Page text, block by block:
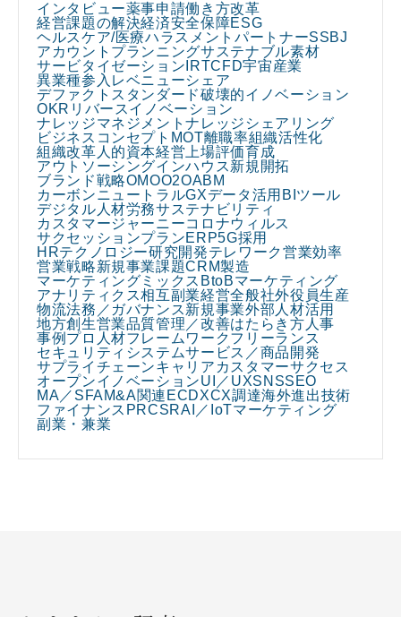
インタビュー薬事申請働き方改革
経営課題の解決経済安全保障ESG
ヘルスケア/医療ハラスメント パートナーSSBJ
アカウントプランニングサステナブル素材
サービタイゼーション IRTCFD宇宙産業
異業種参入 レベニューシェア
デファクトスタンダード破壊的イノベーション
OKR リバースイノベーション
ナレッジマネジメントナレッジシェアリング
ビジネスコンセプト MOT離職率組織活性化
組織改革 人的資本経営 上場評価育成
アウトソーシングインハウス新規開拓
ブランド戦略OMOO2OABM
カーボンニュートラルGXデータ活用 BIツール
デジタル人材労務サステナビリティ
カスタマージャーニーコロナウィルス
サクセッションプランERP5G採用
HRテクノロジー研究開発テレワーク営業効率
営業戦略新規事業課題CRM製造
マーケティングミックス BtoBマーケティング
アナリティクス相互副業経営全般社外役員生産
物流法務／ガバナンス新規事業外部人材活用
地方創生営業品質管理／改善はたらき方 人事
事例 プロ人材フレームワークフリーランス
セキュリティ システムサービス／商品開発
サプライチェーンキャリア カスタマーサクセス
オープンイノベーションUI／UXSNSSEO
MA／SFAM&A関連 ECDXCX調達海外進出技術
ファイナンス PRCSRAI／IoTマーケティング
副業・兼業